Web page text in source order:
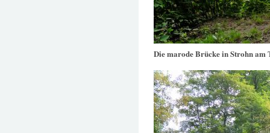
Die marode Brücke in Strohn